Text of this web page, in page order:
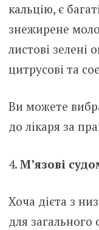
кальцію, є
знежирене
листові зелені
цитрусові та
Ви можете
до лікаря за
М’язові
Хоча дієта з
для загального